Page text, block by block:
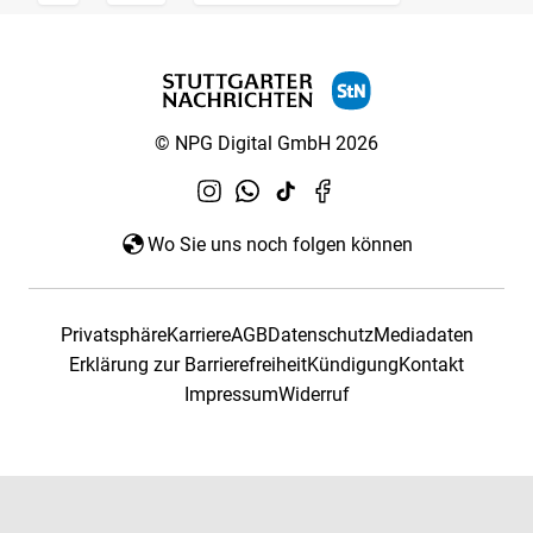
© NPG Digital GmbH 2026
Wo Sie uns noch folgen können
PrivatsphäreKarriereAGBDatenschutzMediadaten
Erklärung zur BarrierefreiheitKündigungKontakt
ImpressumWiderruf